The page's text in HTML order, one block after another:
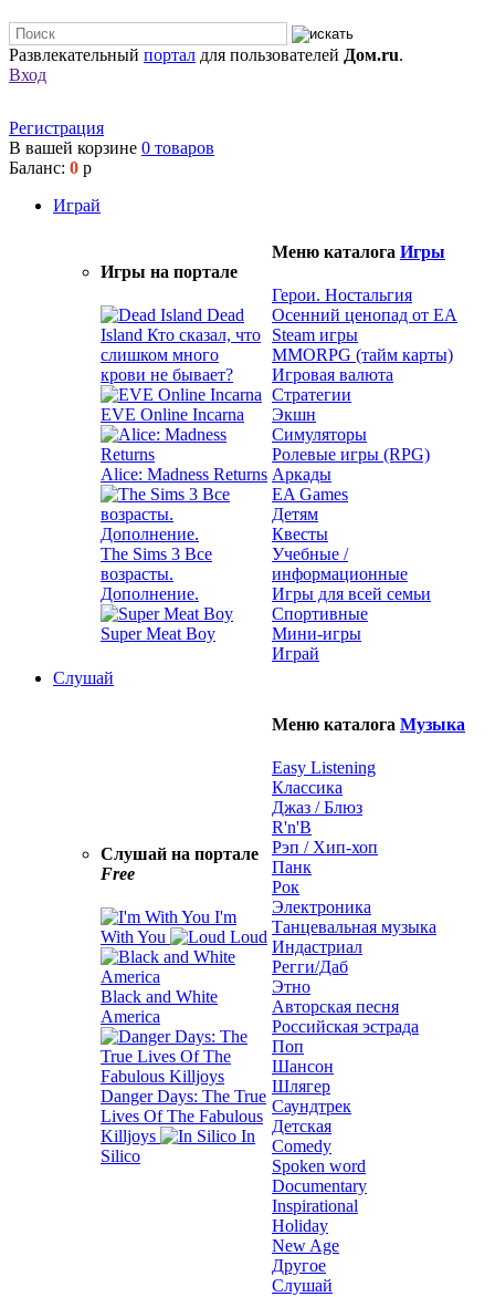
Развлекательный портал для пользователей Дом.ru.
Вход
Регистрация
В вашей корзине 0 товаров
Баланс: 0 р
Играй
Игры на портале
Dead
Island Кто сказал, что
слишком много
крови не бывает?
EVE Online Incarna
Alice: Madness Returns
The Sims 3 Все
возрасты.
Дополнение.
Super Meat Boy
Меню каталога Игры
Герои. Ностальгия
Осенний ценопад от EA
Steam игры
MMORPG (тайм карты)
Игровая валюта
Стратегии
Экшн
Симуляторы
Ролевые игры (RPG)
Аркады
EA Games
Детям
Квесты
Учебные /
информационные
Игры для всей семьи
Спортивные
Мини-игры
Играй
Слушай
Слушай на портале
Free
I'm
With You
Loud
Black and White
America
Danger Days: The True
Lives Of The Fabulous
Killjoys
In
Silico
Меню каталога Музыка
Easy Listening
Классика
Джаз / Блюз
R'n'B
Рэп / Хип-хоп
Панк
Рок
Электроника
Танцевальная музыка
Индастриал
Регги/Даб
Этно
Авторская песня
Российская эстрада
Поп
Шансон
Шлягер
Саундтрек
Детская
Comedy
Spoken word
Documentary
Inspirational
Holiday
New Age
Другое
Слушай